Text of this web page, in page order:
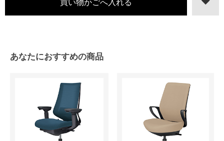
あなたにおすすめの商品